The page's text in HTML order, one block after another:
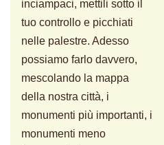
inciampaci, mettili sotto il
tuo controllo e picchiati
nelle palestre. Adesso
possiamo farlo davvero,
mescolando la mappa
della nostra città, i
monumenti più importanti, i
monumenti meno